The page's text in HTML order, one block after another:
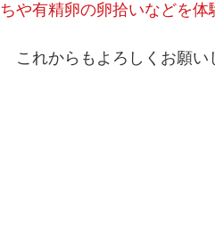
ちや有精卵の卵拾いなどを体
10/26は
これからもよろしくお願い